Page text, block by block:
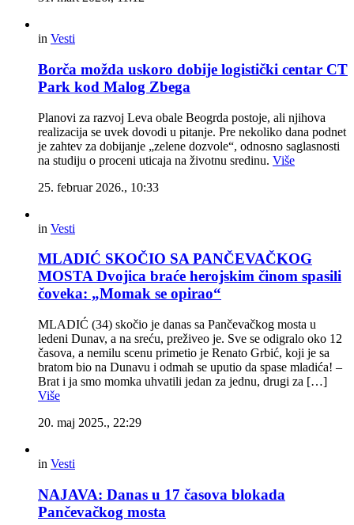
in Vesti
Borča možda uskoro dobije logistički centar CT
Park kod Malog Zbega
Planovi za razvoj Leva obale Beogrda postoje, ali njihova
realizacija se uvek dovodi u pitanje. Pre nekoliko dana podnet
je zahtev za dobijanje „zelene dozvole“, odnosno saglasnosti
na studiju o proceni uticaja na životnu sredinu. Više
25. februar 2026., 10:33
in Vesti
MLADIĆ SKOČIO SA PANČEVAČKOG
MOSTA Dvojica braće herojskim činom spasili
čoveka: „Momak se opirao“
MLADIĆ (34) skočio je danas sa Pančevačkog mosta u
ledeni Dunav, a na sreću, preživeo je. Sve se odigralo oko 12
časova, a nemilu scenu primetio je Renato Grbić, koji je sa
bratom bio na Dunavu i odmah se uputio da spase mladića! –
Brat i ja smo momka uhvatili jedan za jednu, drugi za […]
Više
20. maj 2025., 22:29
in Vesti
NAJAVA: Danas u 17 časova blokada
Pančevačkog mosta